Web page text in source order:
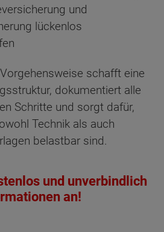
und
lückenlos
schafft eine
dokumentiert alle
Schritte und sorgt dafür,
Technik als auch
belastbar sind.
und unverbindlich
an!